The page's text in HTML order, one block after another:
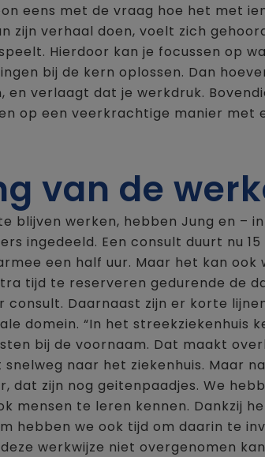
eens met de vraag hoe het met
zijn verhaal doen, voelt zich
Hierdoor kan je focussen op
bij de kern oplossen. Dan
en verlaagt dat je werkdruk.
op een veerkrachtige manier met
van de
blijven werken, hebben Jung en –
ingedeeld. Een consult duurt nu
een half uur. Maar het kan ook
tijd te reserveren gedurende de
consult. Daarnaast zijn er korte
domein. “In het streekziekenhuis
bij de voornaam. Dat maakt
naar het ziekenhuis. Maar
dat zijn nog geitenpaadjes. We
mensen te leren kennen. Dankzij
hebben we ook tijd om daarin te
werkwijze niet overgenomen